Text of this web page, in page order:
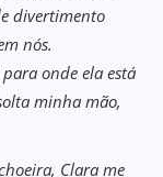
divertimento
nós.
onde ela está
minha mão,
Clara me